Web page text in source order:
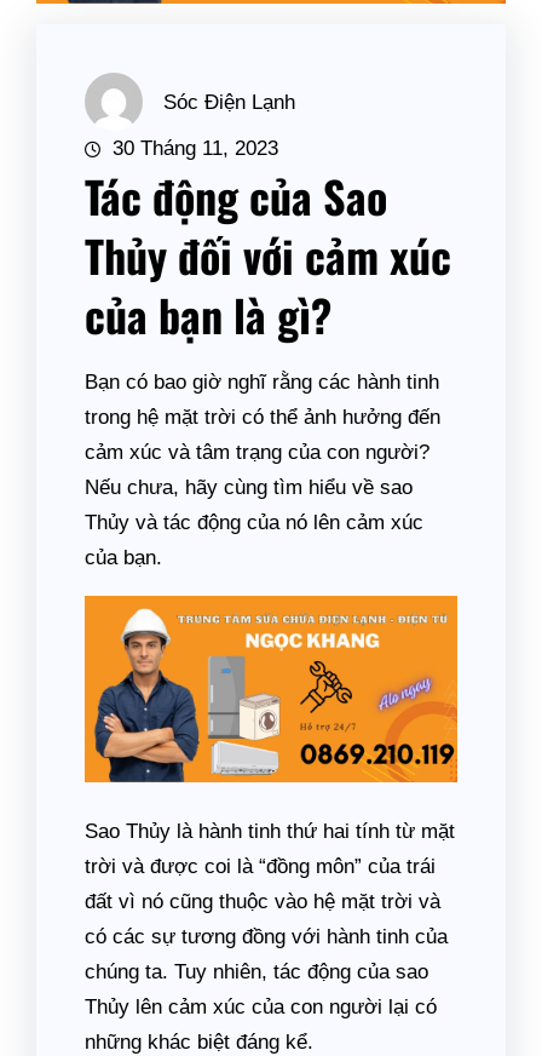
Sóc Điện Lạnh
30 Tháng 11, 2023
Tác động của Sao
Thủy đối với cảm xúc
của bạn là gì?
Bạn có bao giờ nghĩ rằng các hành tinh
trong hệ mặt trời có thể ảnh hưởng đến
cảm xúc và tâm trạng của con người?
Nếu chưa, hãy cùng tìm hiểu về sao
Thủy và tác động của nó lên cảm xúc
của bạn.
Sao Thủy là hành tinh thứ hai tính từ mặt
trời và được coi là “đồng môn” của trái
đất vì nó cũng thuộc vào hệ mặt trời và
có các sự tương đồng với hành tinh của
chúng ta. Tuy nhiên, tác động của sao
Thủy lên cảm xúc của con người lại có
những khác biệt đáng kể.